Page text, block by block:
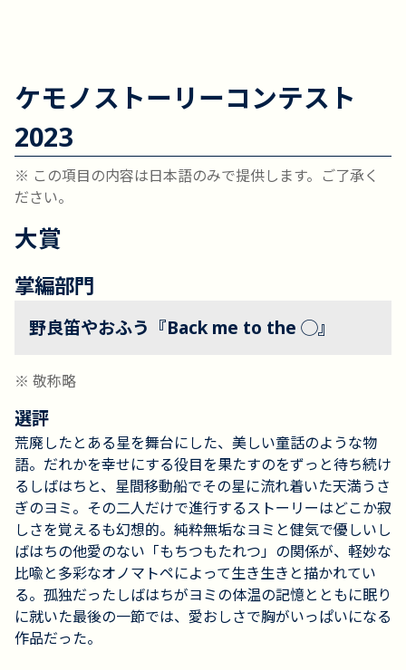
ケモノストーリーコンテスト
2023
※ この項目の内容は日本語のみで提供します。ご了承く
ださい。
大賞
掌編部門
野良笛やおふう『Back me to the ◯』
※ 敬称略
選評
荒廃したとある星を舞台にした、美しい童話のような物
語。だれかを幸せにする役目を果たすのをずっと待ち続け
るしばはちと、星間移動船でその星に流れ着いた天満うさ
ぎのヨミ。その二人だけで進行するストーリーはどこか寂
しさを覚えるも幻想的。純粋無垢なヨミと健気で優しいし
ばはちの他愛のない「もちつもたれつ」の関係が、軽妙な
比喩と多彩なオノマトペによって生き生きと描かれてい
る。孤独だったしばはちがヨミの体温の記憶とともに眠り
に就いた最後の一節では、愛おしさで胸がいっぱいになる
作品だった。